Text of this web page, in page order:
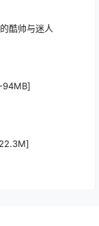
酷帅与迷人
94MB]